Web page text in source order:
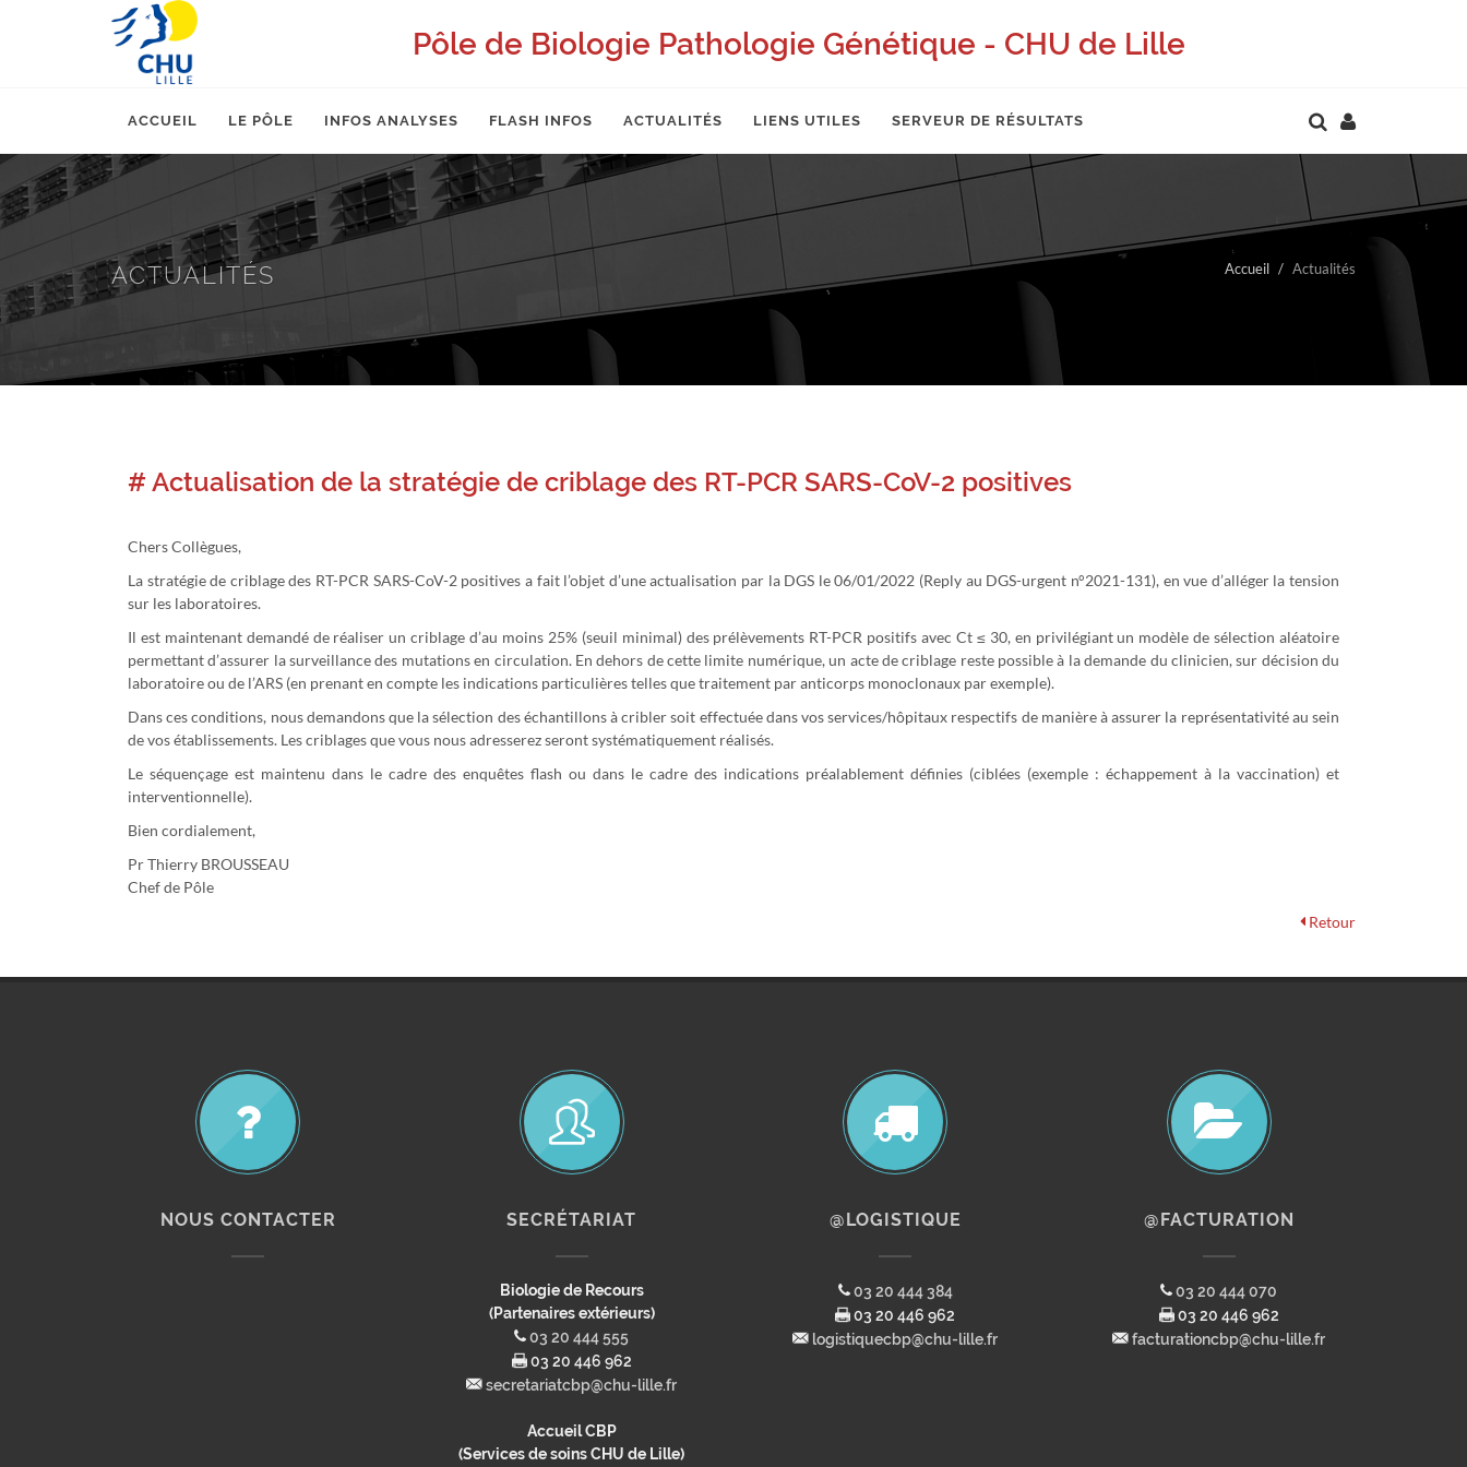
Pôle de Biologie Pathologie Génétique - CHU de Lille
ACCUEIL LE PÔLE INFOS ANALYSES FLASH INFOS ACTUALITÉS LIENS UTILES SERVEUR DE RÉSULTATS
ACTUALITÉS Accueil Actualités
# Actualisation de la stratégie de criblage des RT-PCR SARS-CoV-2 positives
Chers Collègues,
La stratégie de criblage des RT-PCR SARS-CoV-2 positives a fait l’objet d’une actualisation par la DGS le 06/01/2022 (Reply au DGS-urgent n°2021-131), en vue d’alléger la tension
sur les laboratoires.
Il est maintenant demandé de réaliser un criblage d’au moins 25% (seuil minimal) des prélèvements RT-PCR positifs avec Ct ≤ 30, en privilégiant un modèle de sélection aléatoire
permettant d’assurer la surveillance des mutations en circulation. En dehors de cette limite numérique, un acte de criblage reste possible à la demande du clinicien, sur décision du
laboratoire ou de l’ARS (en prenant en compte les indications particulières telles que traitement par anticorps monoclonaux par exemple).
Dans ces conditions, nous demandons que la sélection des échantillons à cribler soit effectuée dans vos services/hôpitaux respectifs de manière à assurer la représentativité au sein
de vos établissements. Les criblages que vous nous adresserez seront systématiquement réalisés.
Le séquençage est maintenu dans le cadre des enquêtes flash ou dans le cadre des indications préalablement définies (ciblées (exemple : échappement à la vaccination) et
interventionnelle).
Bien cordialement,
Pr Thierry BROUSSEAU
Chef de Pôle
Retour
NOUS CONTACTER SECRÉTARIAT
Biologie de Recours
(Partenaires extérieurs)
03 20 444 555
03 20 446 962
secretariatcbp@chu-lille.fr
Accueil CBP
(Services de soins CHU de Lille)
@LOGISTIQUE
03 20 444 384
03 20 446 962
logistiquecbp@chu-lille.fr
@FACTURATION
03 20 444 070
03 20 446 962
facturationcbp@chu-lille.fr